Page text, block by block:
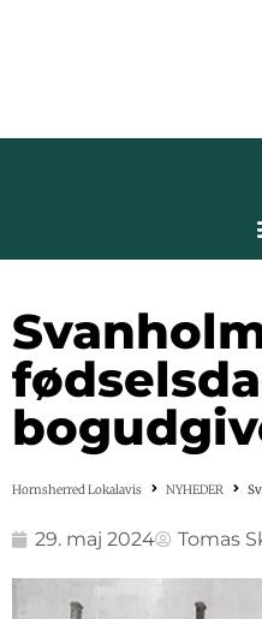
Hornsherred Lokalavis NYHEDER
29. maj 2024 Tomas